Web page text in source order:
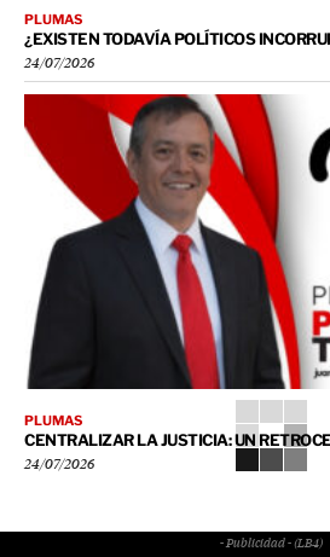
PLUMAS
¿EXISTEN TODAVÍA POLÍTICOS
24/07/2026
PLUMAS
CENTRALIZAR LA JUSTICIA: UN
24/07/2026
- Publicidad - (LB4)